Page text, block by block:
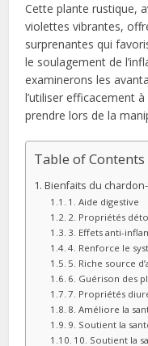
Cette plante rustique,
violettes vibrantes,
surprenantes qui
le soulagement de
examinerons les
l’utiliser efficacement
prendre lors de la
Table of Contents
Bienfaits du
1. Aide digestive
2. Propriétés
3. Effets anti-
4. Renforce le
5. Riche source
6. Guérison des
7. Propriétés
8. Améliore la
9. Soutient la
10. Soutient la